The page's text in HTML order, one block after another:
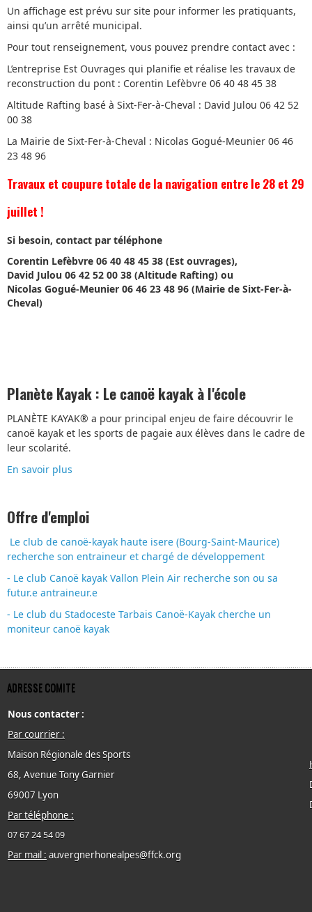
Un affichage est prévu sur site pour informer les pratiquants,
ainsi qu’un arrêté municipal.
Pour tout renseignement, vous pouvez prendre contact avec :
L’entreprise Est Ouvrages qui planifie et réalise les travaux de
reconstruction du pont : Corentin Lefèbvre 06 40 48 45 38
Altitude Rafting basé à Sixt-Fer-à-Cheval : David Julou 06 42 52
00 38
La Mairie de Sixt-Fer-à-Cheval : Nicolas Gogué-Meunier 06 46
23 48 96
Travaux et coupure totale de la navigation entre le 28 et 29
juillet !
Si besoin, contact par téléphone
Corentin Lefèbvre 06 40 48 45 38 (Est ouvrages),
David Julou 06 42 52 00 38 (Altitude Rafting) ou
Nicolas Gogué-Meunier 06 46 23 48 96 (Mairie de Sixt-Fer-à-
Cheval)
Planète Kayak : Le canoë kayak à l'école
PLANÈTE KAYAK® a pour principal enjeu de faire découvrir le
canoë kayak et les sports de pagaie aux élèves dans le cadre de
leur scolarité.
En savoir plus
Offre d'emploi
Le club de canoë-kayak haute isere (Bourg-Saint-Maurice)
recherche son entraineur et chargé de développement
- Le club Canoë kayak Vallon Plein Air recherche son ou sa
futur.e antraineur.e
- Le club du Stadoceste Tarbais Canoë-Kayak cherche un
moniteur canoë kayak
ADRESSE COMITE
Nous contacter :
Par courrier :
Maison Régionale des Sports
68, Avenue Tony Garnier
69007 Lyon
Par téléphone :
07 67 24 54 09
Par mail : auvergnerhonealpes@ffck.org